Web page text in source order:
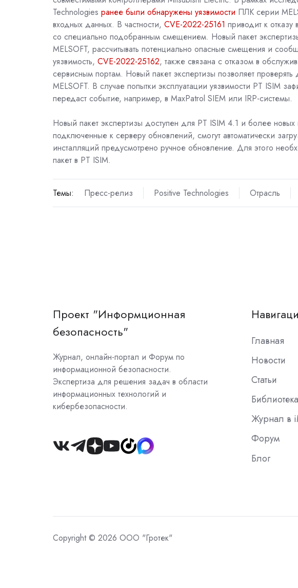
Technologies ранее были обнаружены уязвимости ПЛК серии
входных данных. В частности, CVE-2022-25161 приводит к
со специально подобранным смещением. Новый пакет
MELSOFT, рассчитывать потенциально опасные смещения и
уязвимость, CVE-2022-25162, также связана с отказом в
сервисным портам. Новый пакет экспертизы позволяет
MELSOFT. В случае попытки эксплуатации уязвимости PT ISIM
передаст событие, например, в MaxPatrol SIEM или IRP-системы.
Новый пакет экспертизы доступен для PT ISIM 4.1 и более новых
подключенные к серверу обновлений, смогут автоматически
инсталляций предусмотрено ручное обновление. Для этого
пакет в PT ISIM.
Темы: Пресс-релиз Positive Technologies Отрасль
Проект "Информционная
безопасность"
Журнал, онлайн-портал и Форум по
информационной безопасности.
Экспертиза для решения задач в области
информационных технологий и
кибербезопасности.
Join
Главная
Новости
Статьи
Библиотека
Журнал в
Форум
Блог
Copyright © 2026 ООО "Гротек"